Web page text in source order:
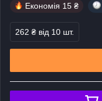
Економія 15 ₴
262 ₴ від 10 шт.